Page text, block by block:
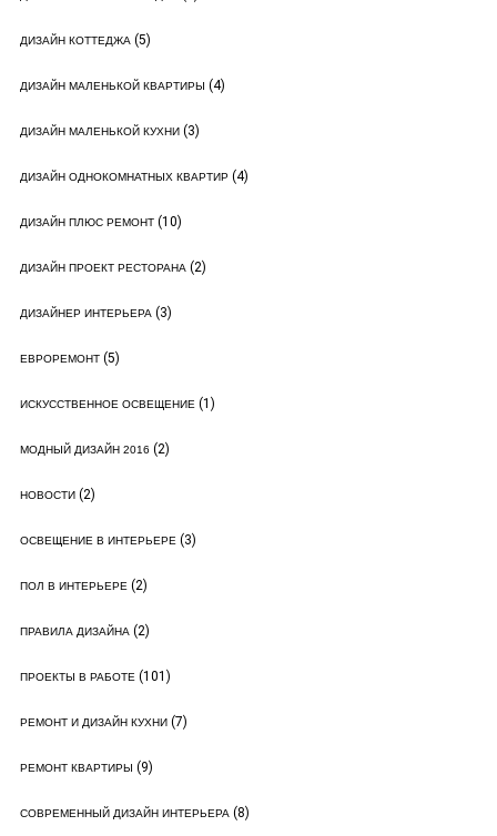
ДИЗАЙН КОТТЕДЖА(5)
ДИЗАЙН МАЛЕНЬКОЙ КВАРТИРЫ (4)
ДИЗАЙН МАЛЕНЬКОЙ КУХНИ(3)
ДИЗАЙН ОДНОКОМНАТНЫХ КВАРТИР(4)
ДИЗАЙН ПЛЮС РЕМОНТ(10)
ДИЗАЙН ПРОЕКТ РЕСТОРАНА(2)
ДИЗАЙНЕР ИНТЕРЬЕРА(3)
ЕВРОРЕМОНТ(5)
ИСКУССТВЕННОЕ ОСВЕЩЕНИЕ(1)
МОДНЫЙ ДИЗАЙН 2016 (2)
НОВОСТИ(2)
ОСВЕЩЕНИЕ В ИНТЕРЬЕРЕ(3)
ПОЛ В ИНТЕРЬЕРЕ(2)
ПРАВИЛА ДИЗАЙНА(2)
ПРОЕКТЫ В РАБОТЕ(101)
РЕМОНТ И ДИЗАЙН КУХНИ(7)
РЕМОНТ КВАРТИРЫ (9)
СОВРЕМЕННЫЙ ДИЗАЙН ИНТЕРЬЕРА(8)